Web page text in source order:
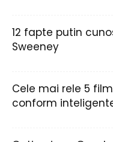
12 fapte putin
Sweeney
Cele mai rele 5
conform